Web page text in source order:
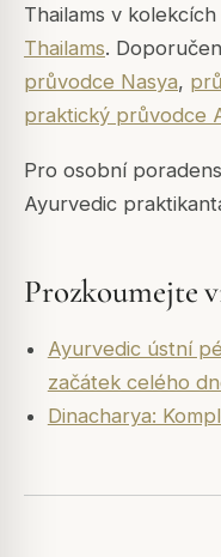
Thailams v
Thailams.
průvodce Nasya,
praktický průvodce
Pro osobní
Ayurvedic
Prozkoumejte
Ayurvedic ústní
začátek celého
Dinacharya: